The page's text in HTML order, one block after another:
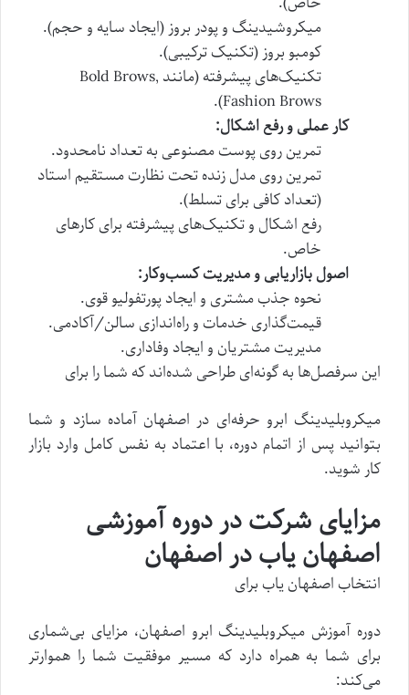
میکروشیدینگ و پودر بروز (ایجاد سایه و حجم).
کومبو بروز (تکنیک ترکیبی).
تکنیک‌های پیشرفته (مانند Bold Brows,
Fashion Brows).
کار عملی و رفع اشکال:
تمرین روی پوست مصنوعی به تعداد نامحدود.
تمرین روی مدل زنده تحت نظارت مستقیم استاد
(تعداد کافی برای تسلط).
رفع اشکال و تکنیک‌های پیشرفته برای کارهای
خاص.
اصول بازاریابی و مدیریت کسب‌وکار:
نحوه جذب مشتری و ایجاد پورتفولیو قوی.
قیمت‌گذاری خدمات و راه‌اندازی سالن/آکادمی.
مدیریت مشتریان و ایجاد وفاداری.
این سرفصل‌ها به گونه‌ای طراحی شده‌اند که شما را برای
میکروبلیدینگ ابرو حرفه‌ای در اصفهان آماده سازد و شما
بتوانید پس از اتمام دوره، با اعتماد به نفس کامل وارد بازار
کار شوید.
مزایای شرکت در دوره آموزشی
اصفهان یاب در اصفهان
انتخاب اصفهان یاب برای
دوره آموزش میکروبلیدینگ ابرو اصفهان، مزایای بی‌شماری
برای شما به همراه دارد که مسیر موفقیت شما را هموارتر
می‌کند: